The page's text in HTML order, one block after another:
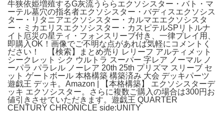
牛狭依姫増殖するG灰流うららエクソシスター・バト・マ
ーテル墓穴の指名者エクソシスター・バディスエクソシス
ター・リタニアエクソシスター・カルマエエクソシスタ
ー・ミカエリスエクソシスター・カスピテルSPリトルナ
イト厄災の星ティ・フォンスリーブ付き、一律プレイ用、
即購入OK！画像でご不明な点があれば気軽にコメントく
ださい！ 【検索】まとめ売り レリーフ アルティメット
シークレット シク ウルトラ スーパー 字レア ノーマル ノ
ーパラ パラレル ノーレア 20th 25th プリズマ スリーブ セ
ット ゲートボール 本格構築 構築済み 大会 デッキパーツ
遊戯王 デッキ。Amazon | 【本格構築】 エクソシスターデ
ッキ エクソシスター。さらに複数ご購入の場合は300円お
値引きさせていただきます。遊戯王 QUARTER
CENTURY CHRONICLE side:UNITY